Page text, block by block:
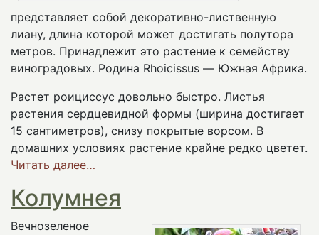
представляет собой декоративно-лиственную
лиану, длина которой может достигать полутора
метров. Принадлежит это растение к семейству
виноградовых. Родина Rhoicissus — Южная Африка.
Растет роициссус довольно быстро. Листья
растения сердцевидной формы (ширина достигает
15 сантиметров), снизу покрытые ворсом. В
домашних условиях растение крайне редко цветет.
Читать далее…
Колумнея
Вечнозеленое